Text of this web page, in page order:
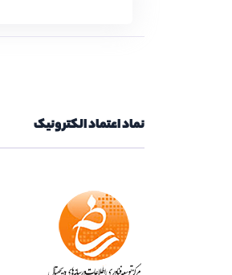
نماد اعتماد الکترونیک